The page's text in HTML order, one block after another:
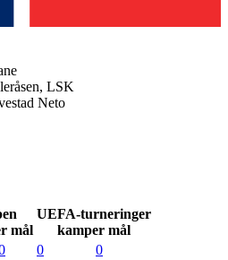
LSK
Neto
mål
UEFA-turneringer
kamper mål
0
0